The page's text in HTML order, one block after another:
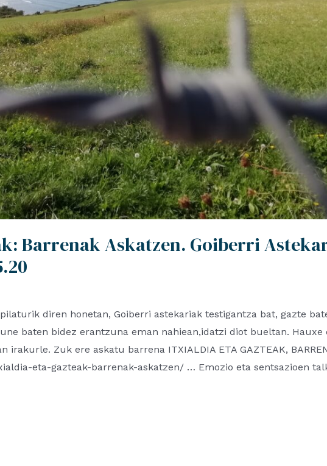
Barrenak Askatzen. Goiberri
diren honetan, Goiberri astekariak testigantza bat, gazte
baten bidez erantzuna eman nahiean,idatzi diot bueltan. Hauxe
irakurle. Zuk ere askatu barrena ITXIALDIA ETA GAZTEAK,
eta-gazteak-barrenak-askatzen/ … Emozio eta sentsazioen